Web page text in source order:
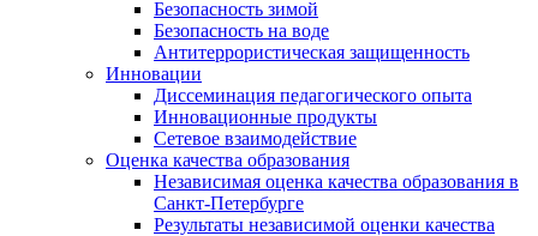
Безопасность зимой
Безопасность на воде
Антитеррористическая защищенность
Инновации
Диссеминация педагогического опыта
Инновационные продукты
Сетевое взаимодействие
Оценка качества образования
Независимая оценка качества образования в
Санкт-Петербурге
Результаты независимой оценки качества